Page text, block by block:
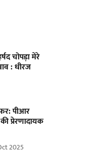
चोपड़ा मेरे
: धीरज
पीआर
प्रेरणादायक
2025